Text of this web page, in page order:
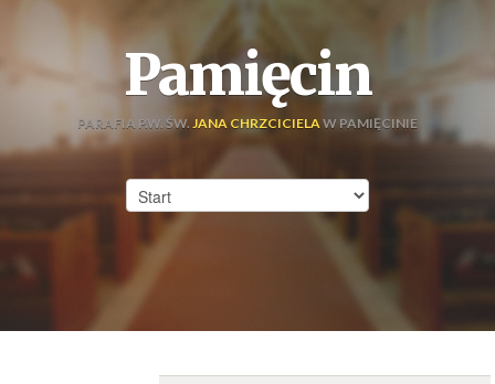
Pamięcin
PARAFIA P.W. ŚW. JANA CHRZCICIELAW PAMIĘCINIE